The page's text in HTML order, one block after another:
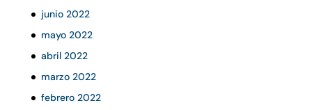
junio 2022
mayo 2022
abril 2022
marzo 2022
febrero 2022